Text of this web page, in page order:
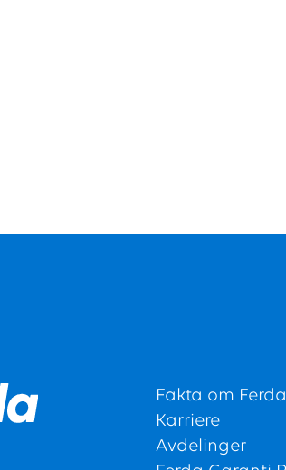
Fakta om Ferda
Karriere
Avdelinger